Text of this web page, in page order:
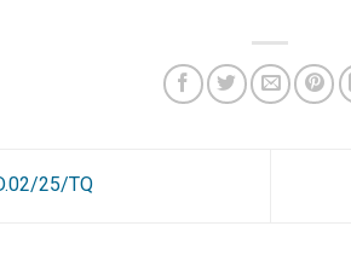
25/TQ